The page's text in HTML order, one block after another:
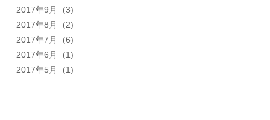
2017年9月
(3)
2017年8月
(2)
2017年7月
(6)
2017年6月
(1)
2017年5月
(1)